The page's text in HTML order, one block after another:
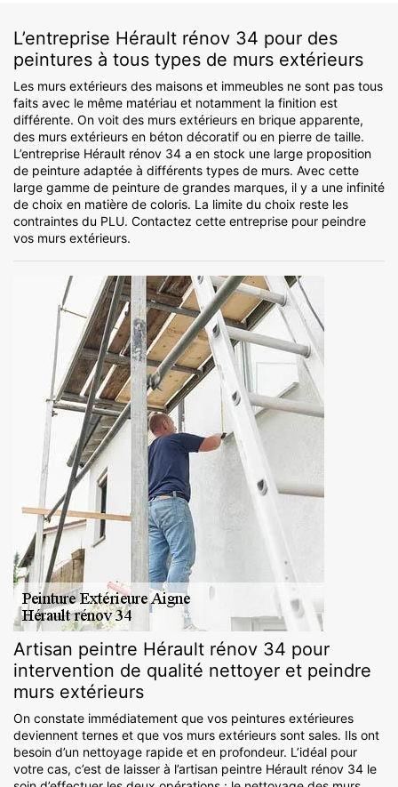
L’entreprise Hérault rénov 34 pour des
peintures à tous types de murs extérieurs
Les murs extérieurs des maisons et immeubles ne sont pas tous
faits avec le même matériau et notamment la finition est
différente. On voit des murs extérieurs en brique apparente,
des murs extérieurs en béton décoratif ou en pierre de taille.
L’entreprise Hérault rénov 34 a en stock une large proposition
de peinture adaptée à différents types de murs. Avec cette
large gamme de peinture de grandes marques, il y a une infinité
de choix en matière de coloris. La limite du choix reste les
contraintes du PLU. Contactez cette entreprise pour peindre
vos murs extérieurs.
Artisan peintre Hérault rénov 34 pour
intervention de qualité nettoyer et peindre
murs extérieurs
On constate immédiatement que vos peintures extérieures
deviennent ternes et que vos murs extérieurs sont sales. Ils ont
besoin d’un nettoyage rapide et en profondeur. L’idéal pour
votre cas, c’est de laisser à l’artisan peintre Hérault rénov 34 le